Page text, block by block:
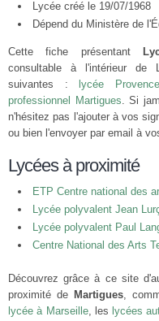
Lycée créé le 19/07/1968
Dépend du Ministère de
Cette fiche présentant
consultable à l'intérieur de
suivantes :
lycée
professionnel Martigues. Si
n'hésitez pas l'ajouter à vos
ou bien l'envoyer par email à
Lycées à proximité
ETP Centre national des
Lycée polyvalent Jean
Lycée polyvalent Paul
Centre National des Arts
Découvrez grâce à ce site
proximité de Martigues,
lycée à Marseille, les lycées